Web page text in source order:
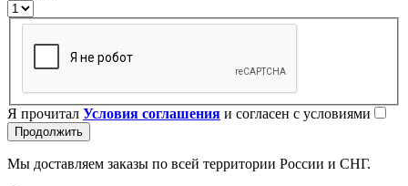
Я прочитал Условия соглашения и согласен с условиями
Продолжить
Мы доставляем заказы по всей территории России и СНГ.